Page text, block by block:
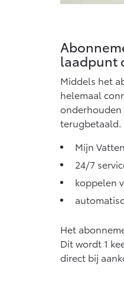
laadpunt
Middels het
helemaal
onderhouden
terugbetaald.
Mijn
24/7
koppelen
Het
Dit wordt 1
direct bij